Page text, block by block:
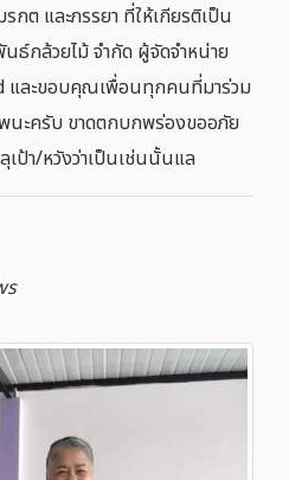
ต​ และภรรยา​ ที่ให้เกียรติ​เป็น
ธ์กล้วยไม้​ จำกัด​ ผู้จัดจำหน่าย
และขอบคุณเพื่อนทุกคนที่มาร่วม
นะครับ​ ขาดตกบกพร่องขออภัย​
ป้า/หวังว่าเป็นเช่นนั้นแล